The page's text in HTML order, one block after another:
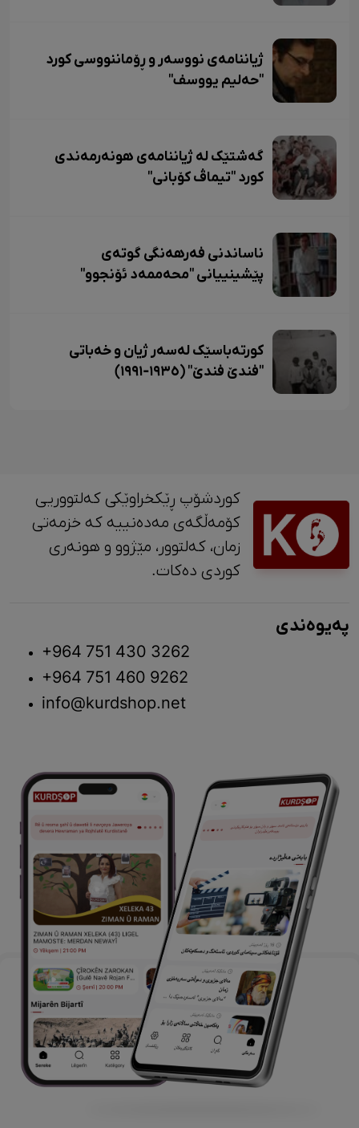
ژیاننامەی نووسەر و ڕۆماننووسی کورد
"حەلیم یووسف"
گەشتێک لە ژیاننامەی هونەرمەندی
کورد "تیماڤ کۆبانی"
ناساندنی فەرهەنگی گوتەی
پێشینییانی "محەممەد ئۆنجوو"
کورتەباسێک لەسەر ژیان و خەباتی
"فندێ فندێ" (١٩٣٥-١٩٩١)
کوردشۆپ ڕێکخراوێکی کەلتووریی
کۆمەڵگەی مەدەنییە کە خزمەتی
زمان، کەلتوور، مێژوو و ‎هونەری
کوردی دەکات.
پەیوەندی
+964 751 430 3262
+964 751 460 9262
info@kurdshop.net